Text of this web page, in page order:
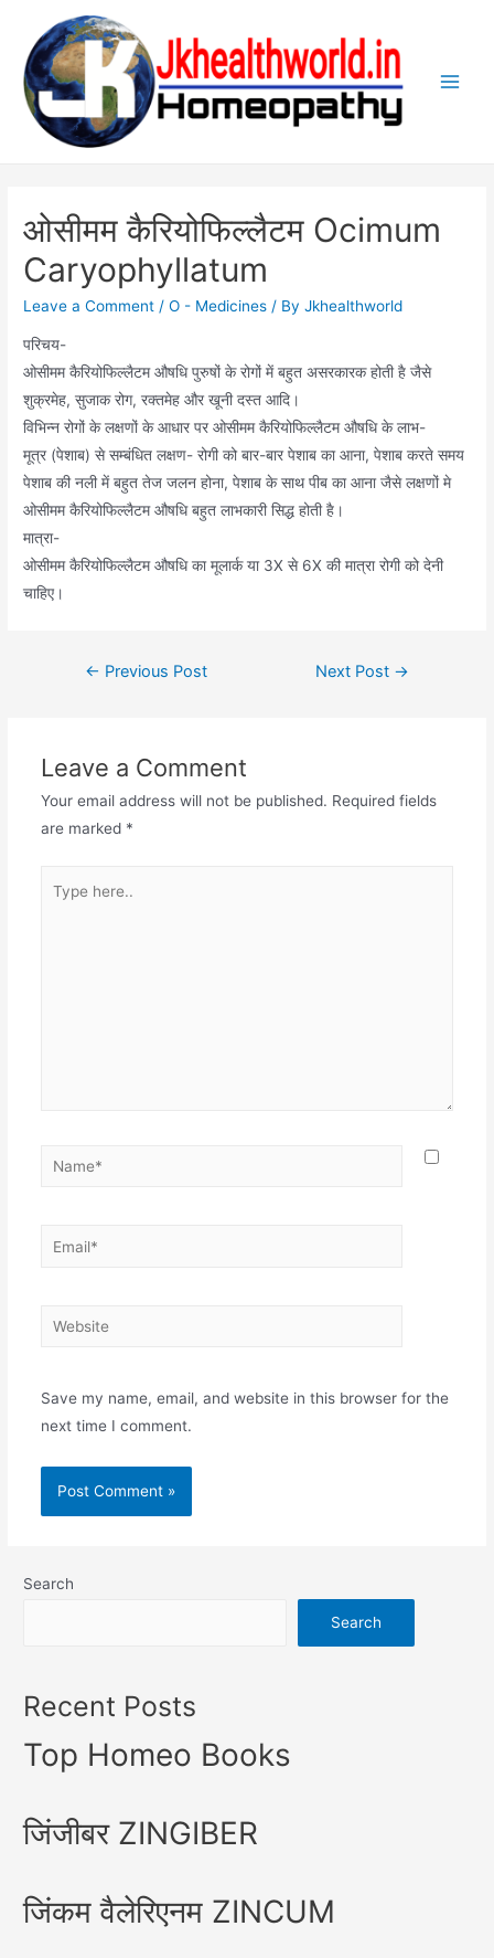
content
ओसीमम कैरियोफिल्लैटम Ocimum
Caryophyllatum
Leave a Comment /O - Medicines / ByJkhealthworld
परिचय-
ओसीमम कैरियोफिल्लैटम औषधि पुरुषों के रोगों में बहुत असरकारक होती है जैसे
शुक्रमेह, सुजाक रोग, रक्तमेह और खूनी दस्त आदि।
विभिन्न रोगों के लक्षणों के आधार पर ओसीमम कैरियोफिल्लैटम औषधि के लाभ-
मूत्र (पेशाब) से सम्बंधित लक्षण- रोगी को बार-बार पेशाब का आना, पेशाब करते समय
पेशाब की नली में बहुत तेज जलन होना, पेशाब के साथ पीब का आना जैसे लक्षणों मे
ओसीमम कैरियोफिल्लैटम औषधि बहुत लाभकारी सिद्ध होती है।
मात्रा-
ओसीमम कैरियोफिल्लैटम औषधि का मूलार्क या 3X से 6X की मात्रा रोगी को देनी
चाहिए।
Post← Previous Post Next Post →
Leave a Comment
Your email address will not be published. Required fields
are marked *
here..
Name*
Email*
Website
Save my name, email, and website in this browser for the
next time I comment.
Search
Search
Recent Posts
Top Homeo Books
जिंजीबर ZINGIBER
जिंकम वैलेरिएनम ZINCUM